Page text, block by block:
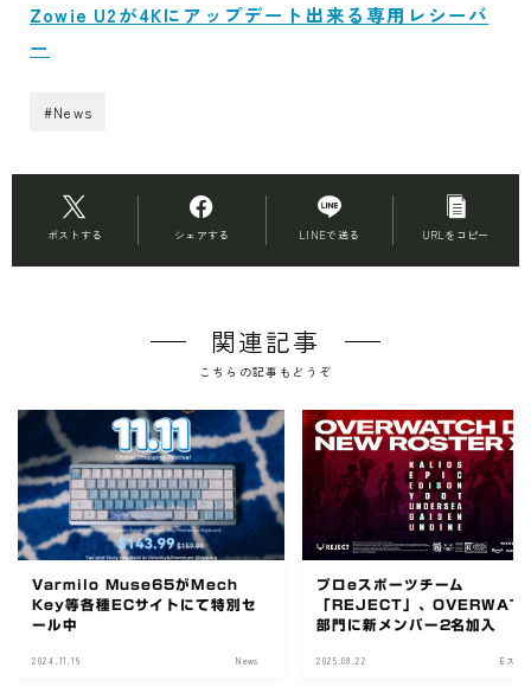
Zowie U2が4Kにアップデート出来る専用レシーバ
ー
#News
ポストする シェアする LINEで送る URLをコピー
関連記事
こちらの記事もどうぞ
Varmilo Muse65がMech
Key等各種ECサイトにて特別セ
ール中
2024.11.16 News
プロeスポーツチーム
「REJECT」、
部門に新メンバー2名加入
2025.08.22 Eスポ